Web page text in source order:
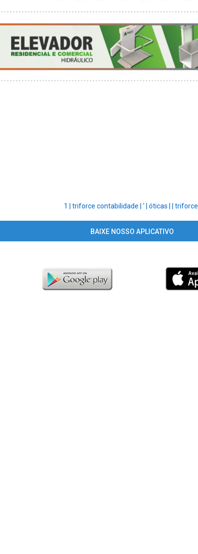
1 | triforce contabilidade | ' | óticas | triforce |
BAIXE NOSSO APLICATIVO